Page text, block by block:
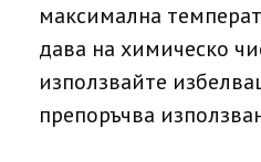
максимална
дава на химическо
използвайте
препоръчва